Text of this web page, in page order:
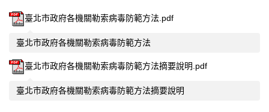
臺北市政府各機關勒索病毒防範方法.pdf
臺北市政府各機關勒索病毒防範方法
臺北市政府各機關勒索病毒防範方法摘要說明.pdf
臺北市政府各機關勒索病毒防範方法摘要說明